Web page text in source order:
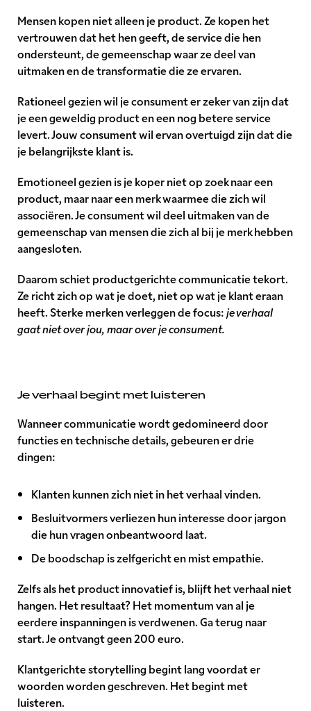
Mensen kopen niet alleen je product. Ze kopen het
vertrouwen dat het hen geeft, de service die hen
ondersteunt, de gemeenschap waar ze deel van
uitmaken en de transformatie die ze ervaren.
Rationeel gezien wil je consument er zeker van zijn dat
je een geweldig product en een nog betere service
levert. Jouw consument wil ervan overtuigd zijn dat die
je belangrijkste klant is.
Emotioneel gezien is je koper niet op zoek naar een
product, maar naar een merk waarmee die zich wil
associëren. Je consument wil deel uitmaken van de
gemeenschap van mensen die zich al bij je merk hebben
aangesloten.
Daarom schiet productgerichte communicatie tekort.
Ze richt zich op wat je doet, niet op wat je klant eraan
heeft. Sterke merken verleggen de focus:je verhaal
gaat niet over jou, maar over je consument.
Je verhaal begint met luisteren
Wanneer communicatie wordt gedomineerd door
functies en technische details, gebeuren er drie
dingen:
Klanten kunnen zich niet in het verhaal vinden.
Besluitvormers verliezen hun interesse door jargon
die hun vragen onbeantwoord laat.
De boodschap is zelfgericht en mist empathie.
Zelfs als het product innovatief is, blijft het verhaal niet
hangen. Het resultaat? Het momentum van al je
eerdere inspanningen is verdwenen. Ga terug naar
start. Je ontvangt geen 200 euro.
Klantgerichte storytelling begint lang voordat er
woorden worden geschreven. Het begint met
luisteren.